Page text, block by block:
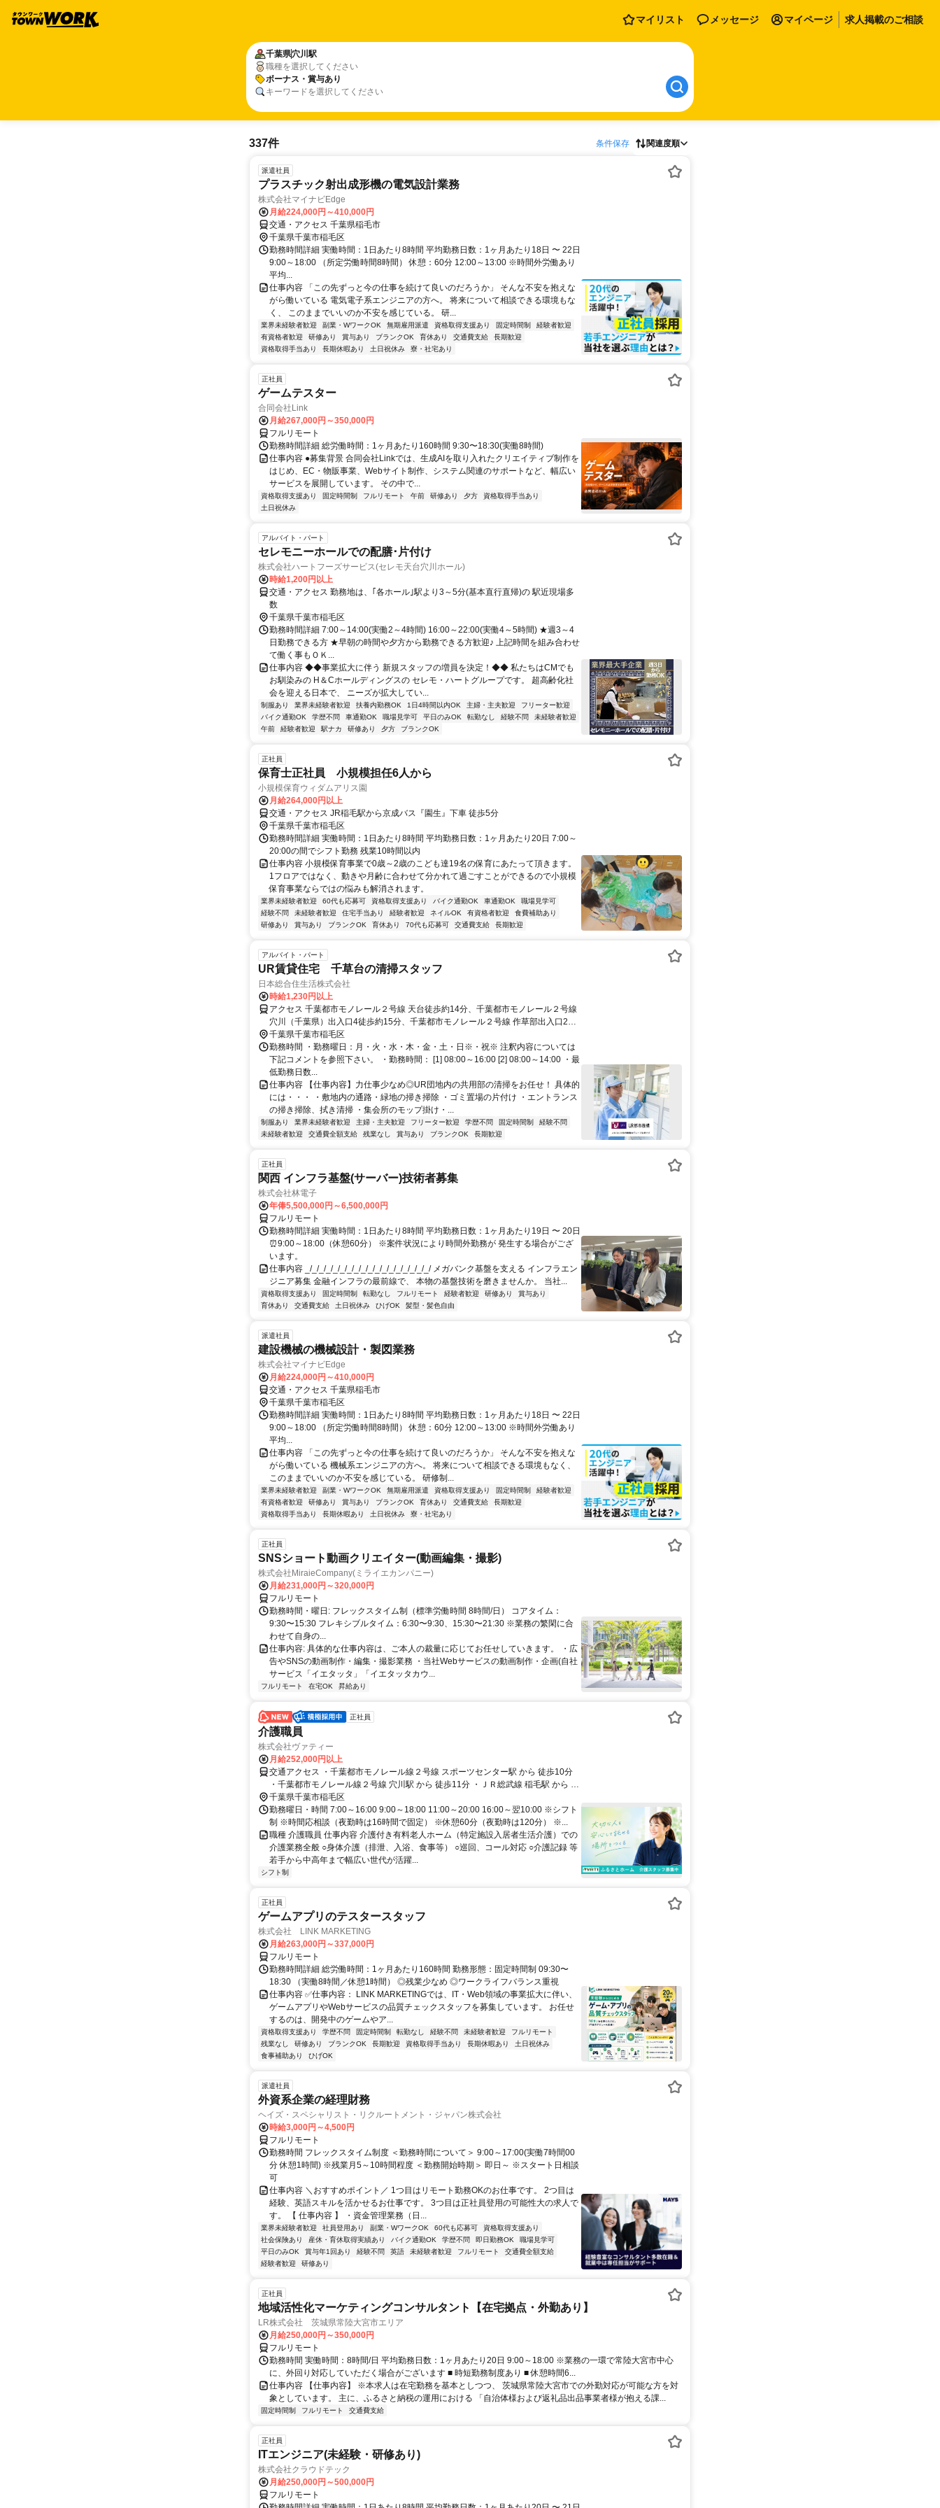
マイリスト メッセージ マイページ 求人掲載のご相談
千葉県穴川駅
職種を選択してください
ボーナス・賞与あり
キーワードを選択してください
337件 条件保存 関連度順
派遣社員
プラスチック射出成形機の電気設計業務
株式会社マイナビEdge
月給224,000円～410,000円
交通・アクセス 千葉県稲毛市
千葉県千葉市稲毛区
勤務時間詳細 実働時間：1日あたり8時間 平均勤務日数：1ヶ月あたり18日 〜 22日
9:00～18:00 （所定労働時間8時間） 休憩：60分 12:00～13:00 ※時間外労働あり
平均...
仕事内容 「この先ずっと今の仕事を続けて良いのだろうか」 そんな不安を抱えな
がら働いている 電気電子系エンジニアの方へ。 将来について相談できる環境もな
く、 このままでいいのか不安を感じている。 研...
業界未経験者歓迎 副業・WワークOK 無期雇用派遣 資格取得支援あり 固定時間制
経験者歓迎
有資格者歓迎
研修あり 賞与あり ブランクOK 育休あり 交通費支給
長期歓迎
資格取得手当あり
長期休暇あり 土日祝休み 寮・社宅あり
正社員
ゲームテスター
合同会社Link
月給267,000円～350,000円
フルリモート
勤務時間詳細 総労働時間：1ヶ月あたり160時間 9:30〜18:30(実働8時間)
仕事内容 ●募集背景 合同会社Linkでは、生成AIを取り入れたクリエイティブ制作を
はじめ、EC・物販事業、Webサイト制作、システム関連のサポートなど、幅広い
サービスを展開しています。 その中で...
資格取得支援あり 固定時間制 フルリモート 午前 研修あり 夕方
資格取得手当あり
土日祝休み
アルバイト・パート
セレモニーホールでの配膳･片付け
株式会社ハートフーズサービス(セレモ天台穴川ホール)
時給1,200円以上
交通・アクセス 勤務地は、｢各ホール｣駅より3～5分(基本直行直帰)の 駅近現場多
数
千葉県千葉市稲毛区
勤務時間詳細 7:00～14:00(実働2～4時間) 16:00～22:00(実働4～5時間) ★週3～4
日勤務できる方 ★早朝の時間や夕方から勤務できる方歓迎♪ 上記時間を組み合わせ
て働く事もＯＫ...
仕事内容 ◆◆事業拡大に伴う 新規スタッフの増員を決定！◆◆ 私たちはCMでも
お馴染みの H＆Cホールディングスの セレモ・ハートグループです。 超高齢化社
会を迎える日本で、 ニーズが拡大してい...
制服あり 業界未経験者歓迎 扶養内勤務OK 1日4時間以内OK 主婦・主夫歓迎
フリーター歓迎
バイク通勤OK
学歴不問 車通勤OK 職場見学可 平日のみOK 転勤なし 経験不問
未経験者歓迎
午前
経験者歓迎 駅ナカ 研修あり 夕方 ブランクOK
正社員
保育士正社員 小規模担任6人から
小規模保育ウィダムアリス園
月給264,000円以上
交通・アクセス JR稲毛駅から京成バス『園生』下車 徒歩5分
千葉県千葉市稲毛区
勤務時間詳細 実働時間：1日あたり8時間 平均勤務日数：1ヶ月あたり20日 7:00～
20:00の間でシフト勤務 残業10時間以内
仕事内容 小規模保育事業で0歳～2歳のこども達19名の保育にあたって頂きます。
1フロアではなく、動きや月齢に合わせて分かれて過ごすことができるので小規模
保育事業ならではの悩みも解消されます。
業界未経験者歓迎 60代も応募可 資格取得支援あり バイク通勤OK 車通勤OK
職場見学可
経験不問
未経験者歓迎 住宅手当あり 経験者歓迎 ネイルOK 有資格者歓迎
食費補助あり
研修あり
賞与あり ブランクOK 育休あり 70代も応募可 交通費支給 長期歓迎
アルバイト・パート
UR賃貸住宅 千草台の清掃スタッフ
日本総合住生活株式会社
時給1,230円以上
アクセス 千葉都市モノレール２号線 天台徒歩約14分、千葉都市モノレール２号線
穴川（千葉県）出入口4徒歩約15分、千葉都市モノレール２号線 作草部出入口2徒
歩約16分 JR総武線「西千葉」駅 バス9分 徒歩1分,JR総武線「千葉」駅 バス11分
徒歩１分
千葉県千葉市稲毛区
勤務時間 ・勤務曜日：月・火・水・木・金・土・日※・祝※ 注釈内容については
下記コメントを参照下さい。 ・勤務時間： [1] 08:00～16:00 [2] 08:00～14:00 ・最
低勤務日数...
仕事内容 【仕事内容】力仕事少なめ◎UR団地内の共用部の清掃をお任せ！ 具体的
には・・・ ・敷地内の通路・緑地の掃き掃除 ・ゴミ置場の片付け ・エントランス
の掃き掃除、拭き清掃 ・集会所のモップ掛け・...
制服あり 業界未経験者歓迎 主婦・主夫歓迎 フリーター歓迎 学歴不問 固定時間制
経験不問
未経験者歓迎
交通費全額支給 残業なし 賞与あり ブランクOK 長期歓迎
正社員
関西 インフラ基盤(サーバー)技術者募集
株式会社林電子
年俸5,500,000円～6,500,000円
フルリモート
勤務時間詳細 実働時間：1日あたり8時間 平均勤務日数：1ヶ月あたり19日 〜 20日
⏰9:00～18:00（休憩60分） ※案件状況により時間外勤務が 発生する場合がござ
います。
仕事内容 _/_/_/_/_/_/_/_/_/_/_/_/_/_/_/_/_/_/ メガバンク基盤を支える インフラエン
ジニア募集 金融インフラの最前線で、 本物の基盤技術を磨きませんか。 当社...
資格取得支援あり 固定時間制 転勤なし フルリモート 経験者歓迎 研修あり
賞与あり
育休あり
交通費支給 土日祝休み ひげOK 髪型・髪色自由
派遣社員
建設機械の機械設計・製図業務
株式会社マイナビEdge
月給224,000円～410,000円
交通・アクセス 千葉県稲毛市
千葉県千葉市稲毛区
勤務時間詳細 実働時間：1日あたり8時間 平均勤務日数：1ヶ月あたり18日 〜 22日
9:00～18:00 （所定労働時間8時間） 休憩：60分 12:00～13:00 ※時間外労働あり
平均...
仕事内容 「この先ずっと今の仕事を続けて良いのだろうか」 そんな不安を抱えな
がら働いている 機械系エンジニアの方へ。 将来について相談できる環境もなく、
このままでいいのか不安を感じている。 研修制...
業界未経験者歓迎 副業・WワークOK 無期雇用派遣 資格取得支援あり 固定時間制
経験者歓迎
有資格者歓迎
研修あり 賞与あり ブランクOK 育休あり 交通費支給
長期歓迎
資格取得手当あり
長期休暇あり 土日祝休み 寮・社宅あり
正社員
SNSショート動画クリエイター(動画編集・撮影)
株式会社MiraieCompany(ミライエカンパニー)
月給231,000円～320,000円
フルリモート
勤務時間・曜日: フレックスタイム制（標準労働時間 8時間/日） コアタイム：
9:30〜15:30 フレキシブルタイム：6:30〜9:30、15:30〜21:30 ※業務の繁閑に合
わせて自身の...
仕事内容: 具体的な仕事内容は、ご本人の裁量に応じてお任せしていきます。 ・広
告やSNSの動画制作・編集・撮影業務 ・当社Webサービスの動画制作・企画(自社
サービス「イエタッタ」「イエタッタカウ...
フルリモート 在宅OK 昇給あり
正社員
介護職員
株式会社ヴァティー
月給252,000円以上
交通アクセス ・千葉都市モノレール線２号線 スポーツセンター駅 から 徒歩10分
・千葉都市モノレール線２号線 穴川駅 から 徒歩11分 ・ＪＲ総武線 稲毛駅 から 車
9分
千葉県千葉市稲毛区
勤務曜日・時間 7:00～16:00 9:00～18:00 11:00～20:00 16:00～翌10:00 ※シフト
制 ※時間応相談（夜勤時は16時間で固定） ※休憩60分（夜勤時は120分） ※...
職種 介護職員 仕事内容 介護付き有料老人ホーム（特定施設入居者生活介護）での
介護業務全般 ○身体介護（排泄、入浴、食事等） ○巡回、コール対応 ○介護記録 等
若手から中高年まで幅広い世代が活躍...
シフト制
正社員
ゲームアプリのテスタースタッフ
株式会社 LINK MARKETING
月給263,000円～337,000円
フルリモート
勤務時間詳細 総労働時間：1ヶ月あたり160時間 勤務形態：固定時間制 09:30〜
18:30 （実働8時間／休憩1時間） ◎残業少なめ ◎ワークライフバランス重視
仕事内容 ✅仕事内容： LINK MARKETINGでは、IT・Web領域の事業拡大に伴い、
ゲームアプリやWebサービスの品質チェックスタッフを募集しています。 お任せ
するのは、開発中のゲームやア...
資格取得支援あり 学歴不問 固定時間制 転勤なし 経験不問 未経験者歓迎
フルリモート
残業なし
研修あり ブランクOK 長期歓迎 資格取得手当あり 長期休暇あり
土日祝休み
食事補助あり
ひげOK
派遣社員
外資系企業の経理財務
ヘイズ・スペシャリスト・リクルートメント・ジャパン株式会社
時給3,000円～4,500円
フルリモート
勤務時間 フレックスタイム制度 ＜勤務時間について＞ 9:00～17:00(実働7時間00
分 休憩1時間) ※残業月5～10時間程度 ＜勤務開始時期＞ 即日～ ※スタート日相談
可
仕事内容 ＼おすすめポイント／ 1つ目はリモート勤務OKのお仕事です。 2つ目は
経験、英語スキルを活かせるお仕事です。 3つ目は正社員登用の可能性大の求人で
す。 【 仕事内容 】 ・資金管理業務（日...
業界未経験者歓迎 社員登用あり 副業・WワークOK 60代も応募可
資格取得支援あり
社会保険あり
産休・育休取得実績あり バイク通勤OK 学歴不問 即日勤務OK
職場見学可
平日のみOK
賞与年1回あり 経験不問 英語 未経験者歓迎 フルリモート
交通費全額支給
経験者歓迎
研修あり
正社員
地域活性化マーケティングコンサルタント【在宅拠点・外勤あり】
LR株式会社 茨城県常陸大宮市エリア
月給250,000円～350,000円
フルリモート
勤務時間 実働時間：8時間/日 平均勤務日数：1ヶ月あたり20日 9:00～18:00 ※業務の一環で常陸大宮市中心
に、外回り対応していただく場合がございます ■ 時短勤務制度あり ■ 休憩時間6...
仕事内容 【仕事内容】 ※本求人は在宅勤務を基本としつつ、 茨城県常陸大宮市での外勤対応が可能な方を対
象としています。 主に、ふるさと納税の運用における 「自治体様および返礼品出品事業者様が抱える課...
固定時間制 フルリモート 交通費支給
正社員
ITエンジニア(未経験・研修あり)
株式会社クラウドテック
月給250,000円～500,000円
フルリモート